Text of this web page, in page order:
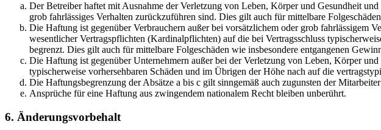
Der Betreiber haftet mit Ausnahme der Verletzung von Leben, Körper und Gesundheit
grob fahrlässiges Verhalten zurückzuführen sind. Dies gilt auch für mittelbare
Die Haftung ist gegenüber Verbrauchern außer bei vorsätzlichem oder grob fahrlässigem
wesentlicher Vertragspflichten (Kardinalpflichten) auf die bei Vertragsschluss
begrenzt. Dies gilt auch für mittelbare Folgeschäden wie insbesondere entgangenen
Die Haftung ist gegenüber Unternehmern außer bei der Verletzung von Leben, Körper
typischerweise vorhersehbaren Schäden und im Übrigen der Höhe nach auf die
Die Haftungsbegrenzung der Absätze a bis c gilt sinngemäß auch zugunsten der
Ansprüche für eine Haftung aus zwingendem nationalem Recht bleiben unberührt.
6. Änderungsvorbehalt